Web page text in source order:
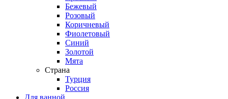
Бежевый
Розовый
Коричневый
Фиолетовый
Синий
Золотой
Мята
Страна
Турция
Россия
Для ванной